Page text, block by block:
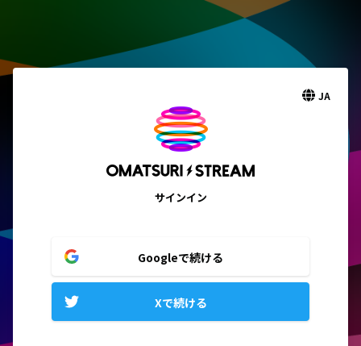
JA
サインイン
Googleで続ける
Xで続ける